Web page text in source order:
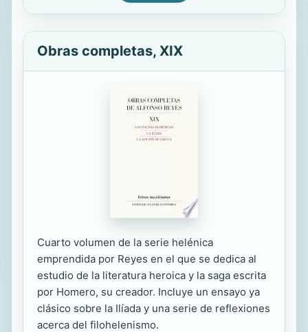
Obras completas, XIX
Cuarto volumen de la serie helénica
emprendida por Reyes en el que se dedica al
estudio de la literatura heroica y la saga escrita
por Homero, su creador. Incluye un ensayo ya
clásico sobre la Ilíada y una serie de reflexiones
acerca del filohelenismo.